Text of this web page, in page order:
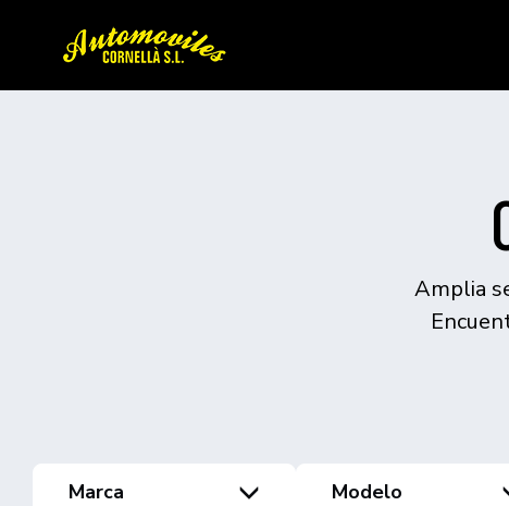
Amplia
Marca Modelo